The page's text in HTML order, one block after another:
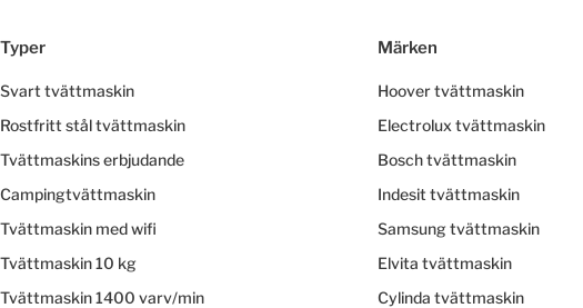
Typer
Svart tvättmaskin
Rostfritt stål tvättmaskin
Tvättmaskins erbjudande
Campingtvättmaskin
Tvättmaskin med wifi
Tvättmaskin 10 kg
Tvättmaskin 1400 varv/min
Märken
Hoover tvättmaskin
Electrolux tvättmaskin
Bosch tvättmaskin
Indesit tvättmaskin
Samsung tvättmaskin
Elvita tvättmaskin
Cylinda tvättmaskin